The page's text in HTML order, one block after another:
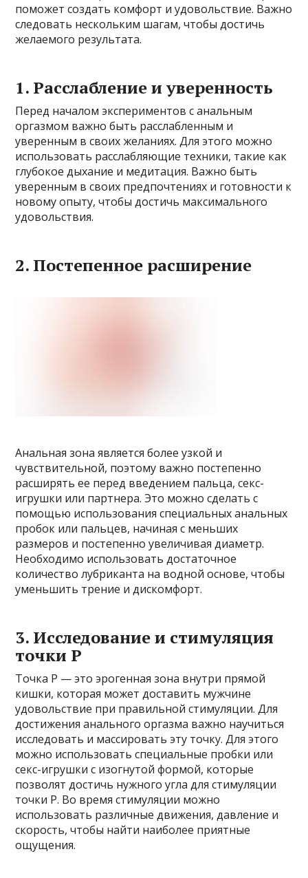
поможет создать комфорт и удовольствие. Важно
следовать нескольким шагам, чтобы достичь
желаемого результата.
1. Расслабление и уверенность
Перед началом экспериментов с анальным
оргазмом важно быть расслабленным и
уверенным в своих желаниях. Для этого можно
использовать расслабляющие техники, такие как
глубокое дыхание и медитация. Важно быть
уверенным в своих предпочтениях и готовности к
новому опыту, чтобы достичь максимального
удовольствия.
2. Постепенное расширение
Анальная зона является более узкой и
чувствительной, поэтому важно постепенно
расширять ее перед введением пальца, секс-
игрушки или партнера. Это можно сделать с
помощью использования специальных анальных
пробок или пальцев, начиная с меньших
размеров и постепенно увеличивая диаметр.
Необходимо использовать достаточное
количество лубриканта на водной основе, чтобы
уменьшить трение и дискомфорт.
3. Исследование и стимуляция
точки P
Точка P — это эрогенная зона внутри прямой
кишки, которая может доставить мужчине
удовольствие при правильной стимуляции. Для
достижения анального оргазма важно научиться
исследовать и массировать эту точку. Для этого
можно использовать специальные пробки или
секс-игрушки с изогнутой формой, которые
позволят достичь нужного угла для стимуляции
точки P. Во время стимуляции можно
использовать различные движения, давление и
скорость, чтобы найти наиболее приятные
ощущения.